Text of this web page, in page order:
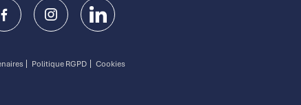
Politique RGPD Cookies